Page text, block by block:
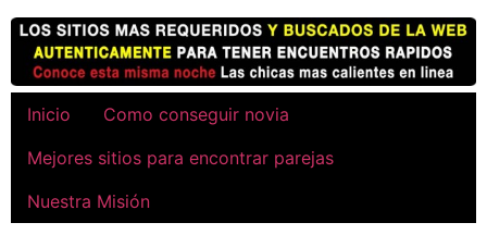
contenido
Inicio
Como conseguir novia
Mejores sitios para encontrar parejas
Nuestra Misión